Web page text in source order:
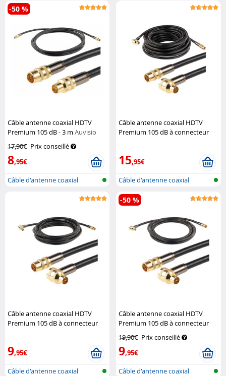
Câble antenne coaxial HDTV
Premium 105 dB - 3 m Auvisio
17,90€ Prix conseillé
8,95€
-50 %
Câble d'antenne coaxial
Câble antenne coaxial HDTV
Premium 105 dB à connecteur
15,95€
Câble d'antenne coaxial
Câble antenne coaxial HDTV
Premium 105 dB à connecteur
9,95€
Câble d'antenne coaxial
Câble antenne coaxial HDTV
Premium 105 dB à connecteur
Auvisio
19,90€ Prix conseillé
9,95€
-50 %
Câble d'antenne coaxial